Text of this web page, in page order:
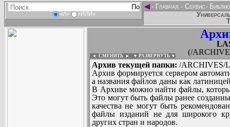
«И» «ИЛИ»
◄- Главная - Сервис-
(/
◄ СМЕНИТЬ ► ▼ РАЗВЕРНУТЬ ▼
Архив текущей папки: /ARCHIVES/
Архив формируется сервером
а названия файлов даны как
В Архиве можно найти файлы,
Это могут быть файлы ранее
качества не могут быть
файлы изданий не для широкого
других стран и народов.